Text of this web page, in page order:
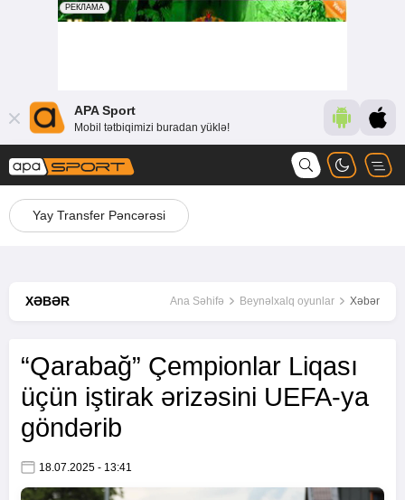
APA Sport
Mobil tətbiqimizi buradan yüklə!
Yay Transfer Pəncərəsi
XƏBƏR Ana Səhifə Beynəlxalq oyunlar Xəbər
“Qarabağ” Çempionlar Liqası
üçün iştirak ərizəsini UEFA-ya
göndərib
18.07.2025 - 13:41